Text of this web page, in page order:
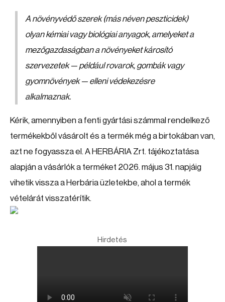
A növényvédő szerek (más néven peszticidek)
olyan kémiai vagy biológiai anyagok, amelyeket a
mezőgazdaságban a növényeket károsító
szervezetek — például rovarok, gombák vagy
gyomnövények — elleni védekezésre
alkalmaznak.
Kérik, amennyiben a fenti gyártási számmal rendelkező
termékekből vásárolt és a termék még a birtokában van,
azt ne fogyassza el. A HERBÁRIA Zrt. tájékoztatása
alapján a vásárlók a terméket 2026. május 31. napjáig
vihetik vissza a Herbária üzletekbe, ahol a termék
vételárát visszatérítik.
Hirdetés